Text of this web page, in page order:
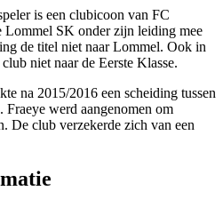
is een clubicoon van FC
Lommel SK onder zijn leiding mee
de titel niet naar Lommel. Ook in
niet naar de Eerste Klasse.
na 2015/2016 een scheiding tussen
Fraeye werd aangenomen om
De club verzekerde zich van een